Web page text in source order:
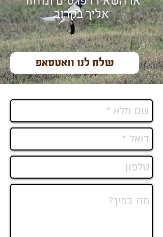
אליך בקרוב
שלח לנו וואטסאפ